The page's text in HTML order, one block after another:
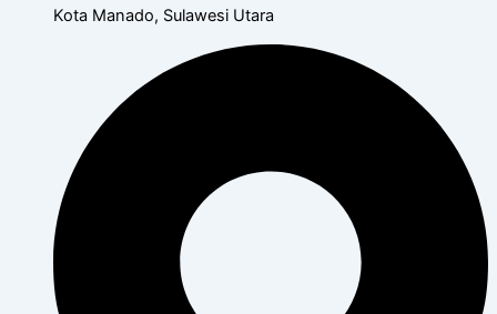
Kota Manado, Sulawesi Utara